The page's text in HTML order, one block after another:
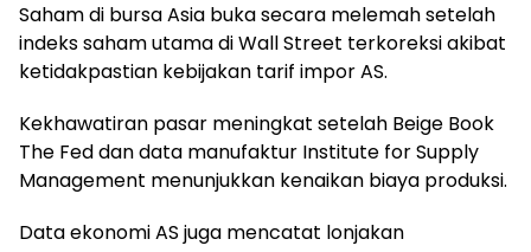
Saham di bursa Asia buka secara melemah setelah
indeks saham utama di Wall Street terkoreksi akibat
ketidakpastian kebijakan tarif impor AS.
Kekhawatiran pasar meningkat setelah Beige Book
The Fed dan data manufaktur Institute for Supply
Management menunjukkan kenaikan biaya produksi.
Data ekonomi AS juga mencatat lonjakan